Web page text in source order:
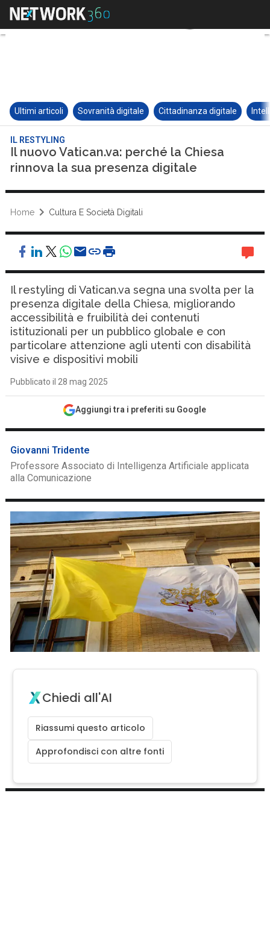
Ultimi articoli Sovranità digitale Cittadinanza digitale
IL RESTYLING
Il nuovo Vatican.va: perché la Chiesa
rinnova la sua presenza digitale
Home Cultura E Società Digitali
Il restyling di Vatican.va segna una svolta per la
presenza digitale della Chiesa, migliorando
accessibilità e fruibilità dei contenuti
istituzionali per un pubblico globale e con
particolare attenzione agli utenti con disabilità
visive e dispositivi mobili
Pubblicato il 28 mag 2025
Aggiungi tra i preferiti su Google
Giovanni Tridente
Professore Associato di Intelligenza Artificiale applicata
alla Comunicazione
Chiedi all'AI
Riassumi questo articolo
Approfondisci con altre fonti